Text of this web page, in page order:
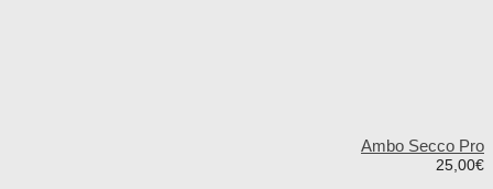
Ambo Secco Pro
25,00€